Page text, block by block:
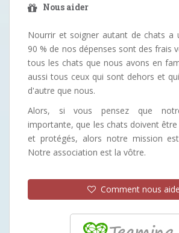
Nous aider
Nourrir et soigner autant de chats a
90 % de nos dépenses sont des frais
tous les chats que nous avons en
aussi tous ceux qui sont dehors et
d'autre que nous.
Alors, si vous pensez que
importante, que les chats doivent
et protégés, alors notre mission
Notre association est la vôtre.
Comment nous